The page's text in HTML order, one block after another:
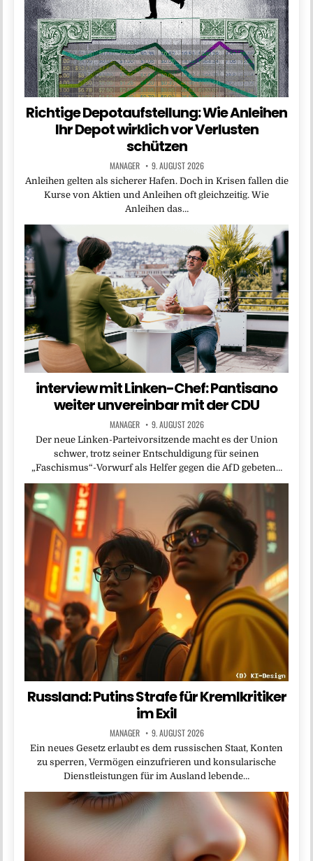
Richtige Depotaufstellung: Wie Anleihen
Ihr Depot wirklich vor Verlusten
schützen
MANAGER 9. AUGUST 2026
Anleihen gelten als sicherer Hafen. Doch in Krisen fallen die
Kurse von Aktien und Anleihen oft gleichzeitig. Wie
Anleihen das…
interview mit Linken-Chef: Pantisano
weiter unvereinbar mit der CDU
MANAGER 9. AUGUST 2026
Der neue Linken-Parteivorsitzende macht es der Union
schwer, trotz seiner Entschuldigung für seinen
„Faschismus“-Vorwurf als Helfer gegen die AfD gebeten…
Russland: Putins Strafe für Kremlkritiker
im Exil
MANAGER 9. AUGUST 2026
Ein neues Gesetz erlaubt es dem russischen Staat, Konten
zu sperren, Vermögen einzufrieren und konsularische
Dienstleistungen für im Ausland lebende…